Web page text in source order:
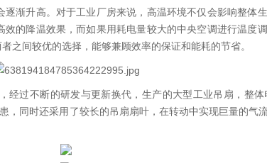
渐升高。对于工业厂房来说，高温环境不仅会影响整体
的降温效果，而如果用耗电量较大的中央空调进行温度
之间较优的选择，能够兼顾效率的保证和能耗的节省。
过不断的研发与更新换代，生产的大型工业吊扇，整体
，同时还采用了较长的吊扇扇叶，在转动中实现巨量的气